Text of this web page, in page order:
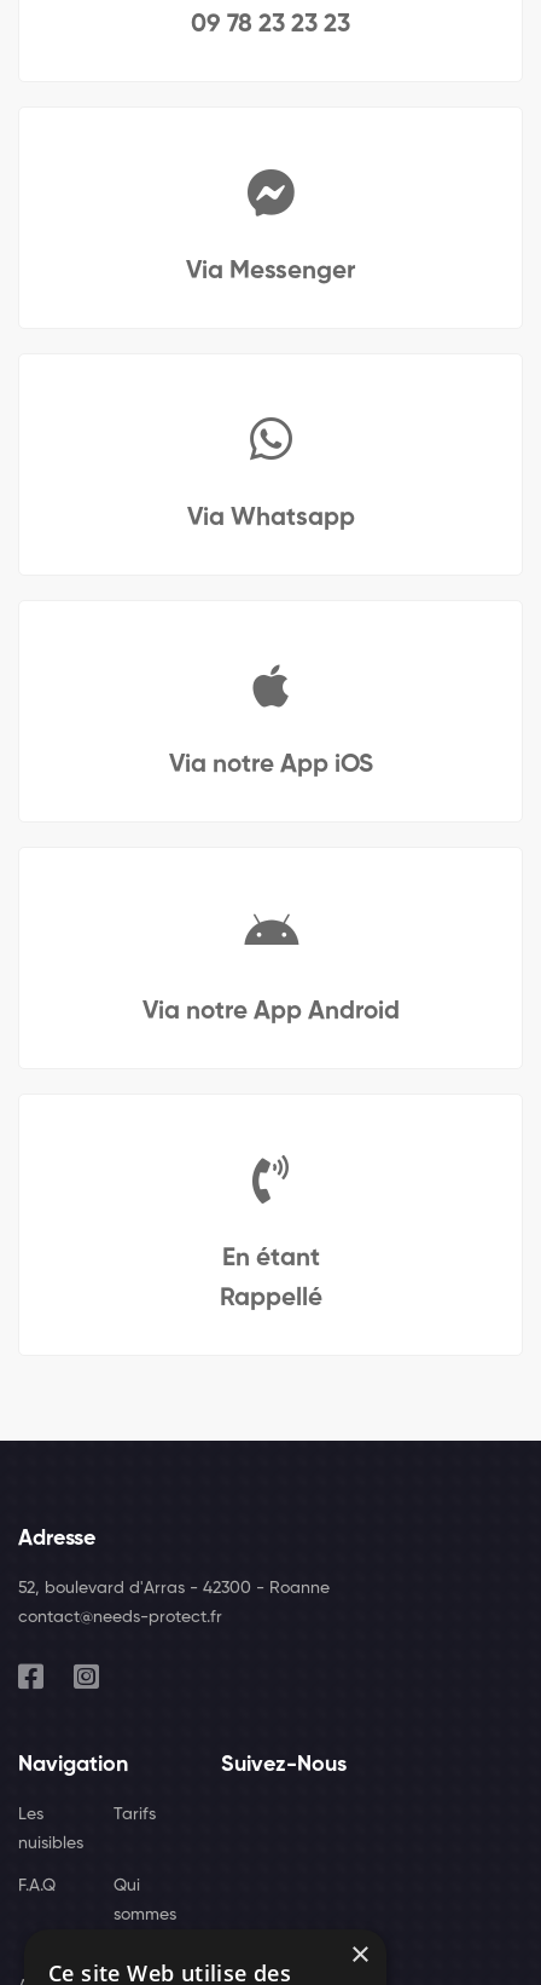
09 78 23 23 23
Via Messenger
Via Whatsapp
Via notre App iOS
Via notre App Android
En étant
Rappellé
Adresse
52, boulevard d'Arras - 42300 - Roanne
contact@needs-protect.fr
Navigation
Les
nuisibles
Tarifs
F.A.Q
Qui
sommes
Suivez-Nous
×
Ce site Web utilise des